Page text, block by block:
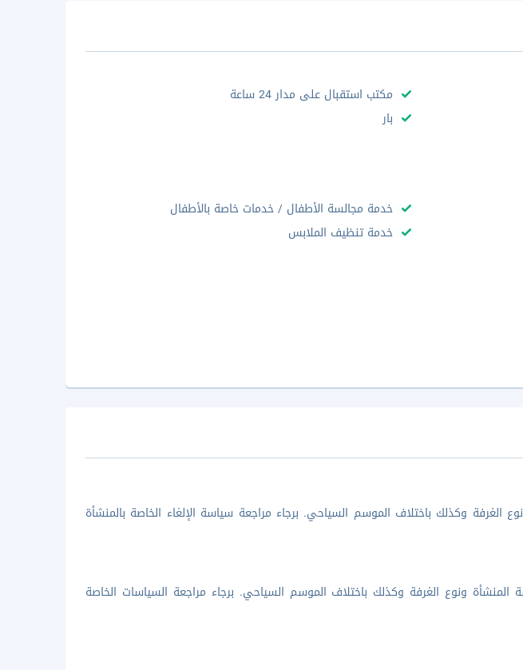
مكتب استقبال على مدار 24 ساعة
بار
خدمة مجالسة الأطفال / خدمات خاصة بالأطفال
خدمة تنظيف الملابس
الغرفة وكذلك باختلاف الموسم السياحي. برجاء مراجعة سياسة الإلغاء الخاصة بالمنشأة
ونوع الغرفة وكذلك باختلاف الموسم السياحي. برجاء مراجعة السياسات الخاصة